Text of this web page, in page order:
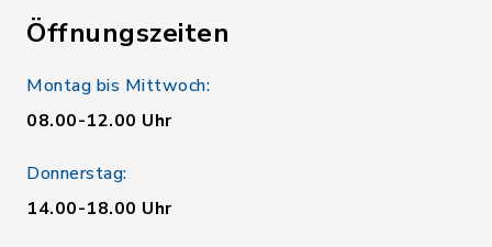
Öffnungszeiten
Montag bis Mittwoch:
08.00-12.00 Uhr
Donnerstag:
14.00-18.00 Uhr